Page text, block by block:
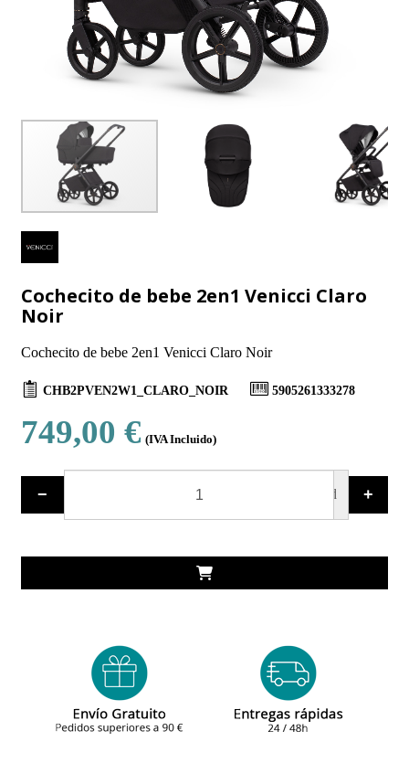
Cochecito de bebe 2en1 Venicci Claro
Noir
Cochecito de bebe 2en1 Venicci Claro Noir
CHB2PVEN2W1_CLARO_NOIR 5905261333278
749,00 € (IVA Incluido)
− ud +